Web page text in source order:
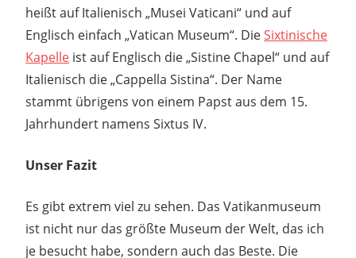
heißt auf Italienisch „Musei Vaticani“ und auf
Englisch einfach „Vatican Museum“. DieSixtinische
Kapelle ist auf Englisch die „Sistine Chapel“ und auf
Italienisch die „Cappella Sistina“. Der Name
stammt übrigens von einem Papst aus dem 15.
Jahrhundert namens Sixtus IV.
Unser Fazit
Es gibt extrem viel zu sehen. Das Vatikanmuseum
ist nicht nur das größte Museum der Welt, das ich
je besucht habe, sondern auch das Beste. Die